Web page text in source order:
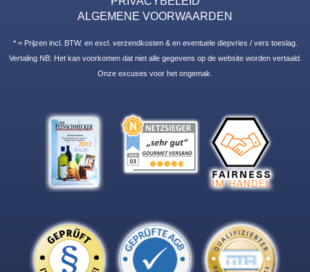
ALGEMENE VOORWAARDEN
* = Prijzen incl. BTW. en excl. verzendkosten & en eventuele diepvries / vers toeslag.
Vertaling NB: Het kan voorkomen dat niet alle gegevens op de website worden vertaald.
Onze excuses voor het ongemak.